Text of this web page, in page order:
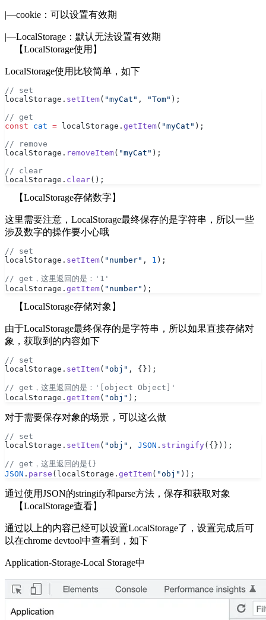
|—cookie：可以设置有效期
|—LocalStorage：默认无法设置有效期
【LocalStorage使用】
LocalStorage使用比较简单，如下
// set
localStorage. setItem( "myCat" , "Tom" );
// get
const cat = localStorage. getItem( "myCat" );
// remove
localStorage. removeItem( "myCat" );
// clear
localStorage. clear();
【LocalStorage存储数字】
这里需要注意，LocalStorage最终保存的是字符串，所以一些
涉及数字的操作要小心哦
// set
localStorage. setItem( "number" , 1 );
// get，这里返回的是：'1'
localStorage. getItem( "number" );
【LocalStorage存储对象】
由于LocalStorage最终保存的是字符串，所以如果直接存储对
象，获取到的内容如下
// set
localStorage. setItem( "obj" , {});
// get，这里返回的是：'[object Object]'
localStorage. getItem( "obj" );
对于需要保存对象的场景，可以这么做
// set
localStorage. setItem( "obj" , JSON . stringify({}));
// get，这里返回的是{}
JSON . parse (localStorage. getItem( "obj" ));
通过使用JSON的stringify和parse方法，保存和获取对象
【LocalStorage查看】
通过以上的内容已经可以设置LocalStorage了，设置完成后可
以在chrome devtool中查看到，如下
Application-Storage-Local Storage中